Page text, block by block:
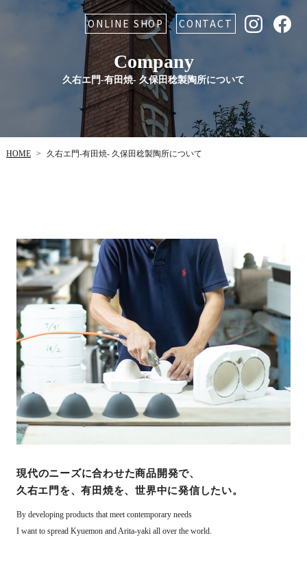
ONLINE SHOP CONTACT
Company
久右エ門-有田焼- 久保田稔製陶所について
HOME > 久右エ門-有田焼- 久保田稔製陶所について
現代のニーズに合わせた商品開発で、
久右エ門を、有田焼を、世界中に発信したい。
By developing products that meet contemporary needs
I want to spread Kyuemon and Arita-yaki all over the world.